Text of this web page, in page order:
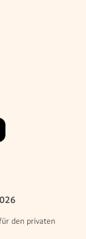
den privaten